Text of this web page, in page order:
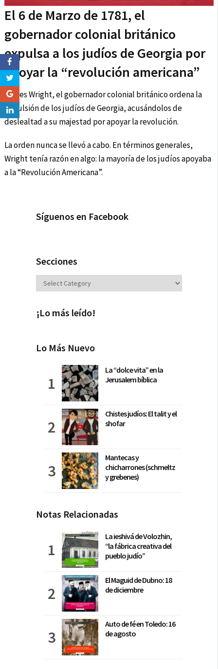
El 6 de Marzo de 1781, el
gobernador colonial británico
expulsa a los judíos de Georgia por
apoyar la “revolución americana”
James Wright, el gobernador colonial británico ordena la
expulsión de los judíos de Georgia, acusándolos de
deslealtad a su majestad por apoyar la revolución.
La orden nunca se llevó a cabo. En términos generales,
Wright tenía razón en algo: la mayoría de los judíos apoyaba
a la “Revolución Americana”.
Síguenos en Facebook
Secciones
Secciones
¡Lo más leído!
Lo Más Nuevo
La “dolce vita” en la
Jerusalem bíblica
Chistes judíos: El talit y el
shofar
Mantecas y
chicharrones (schmeltz
y grebenes)
Notas Relacionadas
La ieshivá de Volozhin,
“la fábrica creativa del
pueblo judío”
El Maguid de Dubno: 18
de diciembre
Auto de fé en Toledo: 16
de agosto